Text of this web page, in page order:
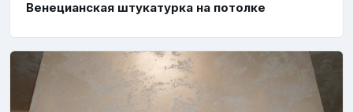
Венецианская штукатурка на потолке